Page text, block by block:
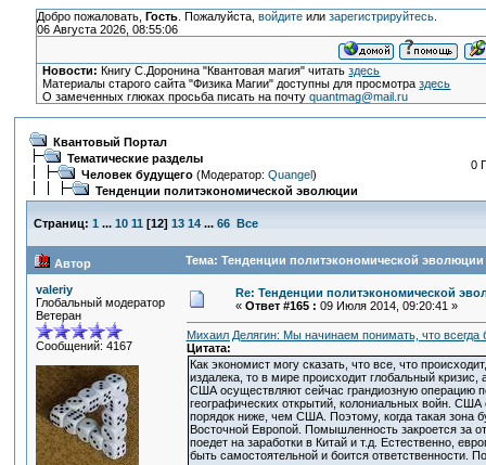
Добро пожаловать, Гость. Пожалуйста, войдитеили зарегистрируйтесь.
06 Августа 2026, 08:55:06
Новости: Книгу С.Доронина "Квантовая магия" читатьздесь
Материалы старого сайта "Физика Магии" доступны для просмотраздесь
О замеченных глюках просьба писать на почтуquantmag@mail.ru
Квантовый Портал
Тематические разделы
Человек будущего(Модератор: Quangel)
Тенденции политэкономической эволюции
0
Страниц: 1 ... 10 11 [12] 13 14 ... 66 Все
Автор Тема: Тенденции политэкономической эволюции
valeriy
Глобальный модератор
Ветеран
Сообщений: 4167
Re: Тенденции политэкономической
« Ответ #165 : 09 Июля 2014, 09:20:41 »
Михаил Делягин: Мы начинаем понимать, что
Цитата:
Как экономист могу сказать, что все, что
издалека, то в мире происходит глобальный
США осуществляют сейчас грандиозную операцию
географических открытий, колониальных войн.
порядок ниже, чем США. Поэтому, когда такая зона
Восточной Европой. Помышленность закроется за
поедет на заработки в Китай и т.д. Естественно,
быть самостоятельной и боится ответственности.